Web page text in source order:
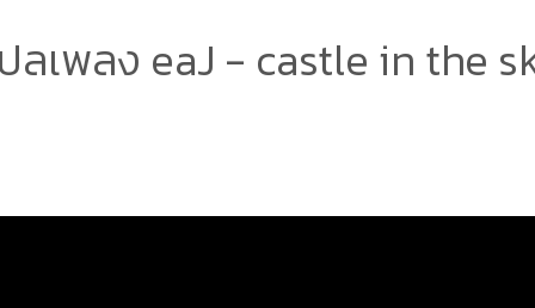
ลเพลง eaJ - castle in the